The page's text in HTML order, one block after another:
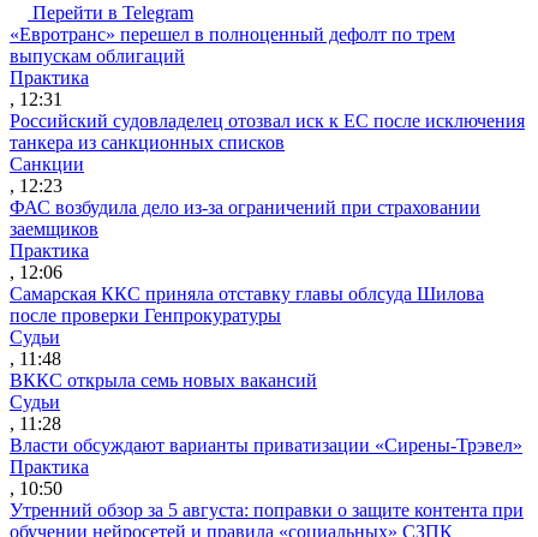
Перейти в Telegram
«Евротранс» перешел в полноценный дефолт по трем
выпускам облигаций
Практика
, 12:31
Российский судовладелец отозвал иск к ЕС после исключения
танкера из санкционных списков
Санкции
, 12:23
ФАС возбудила дело из-за ограничений при страховании
заемщиков
Практика
, 12:06
Самарская ККС приняла отставку главы облсуда Шилова
после проверки Генпрокуратуры
Судьи
, 11:48
ВККС открыла семь новых вакансий
Судьи
, 11:28
Власти обсуждают варианты приватизации «Сирены-Трэвел»
Практика
, 10:50
Утренний обзор за 5 августа: поправки о защите контента при
обучении нейросетей и правила «социальных» СЗПК